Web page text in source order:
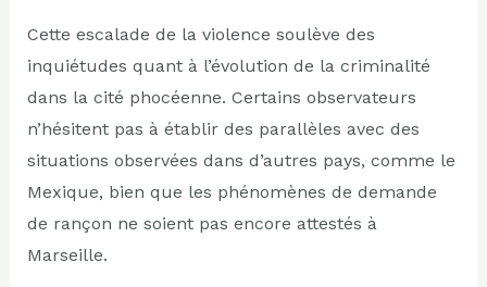
Cette escalade de la violence soulève des
inquiétudes quant à l’évolution de la criminalité
dans la cité phocéenne. Certains observateurs
n’hésitent pas à établir des parallèles avec des
situations observées dans d’autres pays, comme le
Mexique, bien que les phénomènes de demande
de rançon ne soient pas encore attestés à
Marseille.